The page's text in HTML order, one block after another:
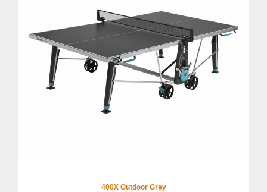
400X Outdoor Grey